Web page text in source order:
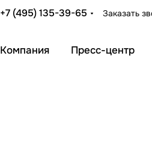
+7 (495) 135-39-65 Заказать
Компания Пресс-центр